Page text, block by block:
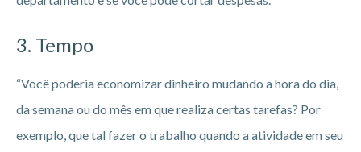
3. Tempo
“Você poderia economizar dinheiro mudando a hora do dia,
da semana ou do mês em que realiza certas tarefas? Por
exemplo, que tal fazer o trabalho quando a atividade em seu